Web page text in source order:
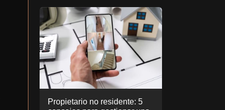
Propietario no residente: 5